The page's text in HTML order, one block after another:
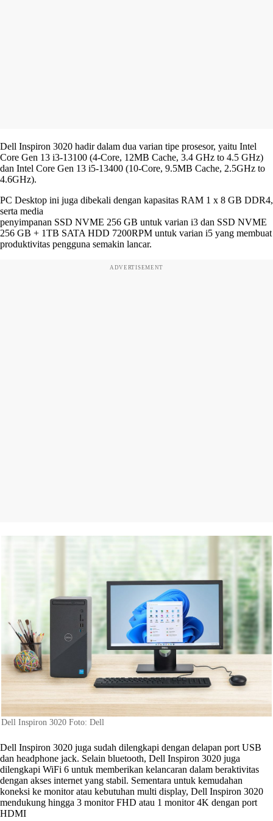
Dell Inspiron 3020 hadir dalam dua varian tipe prosesor, yaitu Intel
Core Gen 13 i3-13100 (4-Core, 12MB Cache, 3.4 GHz to 4.5 GHz)
dan Intel Core Gen 13 i5-13400 (10-Core, 9.5MB Cache, 2.5GHz to
4.6GHz).
PC Desktop ini juga dibekali dengan kapasitas RAM 1 x 8 GB DDR4,
serta media
penyimpanan SSD NVME 256 GB untuk varian i3 dan SSD NVME
256 GB + 1TB SATA HDD 7200RPM untuk varian i5 yang membuat
produktivitas pengguna semakin lancar.
ADVERTISEMENT
Dell Inspiron 3020 Foto: Dell
Dell Inspiron 3020 juga sudah dilengkapi dengan delapan port USB
dan headphone jack. Selain bluetooth, Dell Inspiron 3020 juga
dilengkapi WiFi 6 untuk memberikan kelancaran dalam beraktivitas
dengan akses internet yang stabil. Sementara untuk kemudahan
koneksi ke monitor atau kebutuhan multi display, Dell Inspiron 3020
mendukung hingga 3 monitor FHD atau 1 monitor 4K dengan port
HDMI